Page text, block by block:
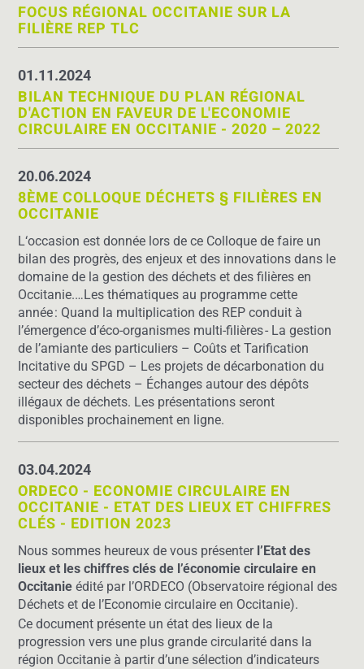
FOCUS RÉGIONAL OCCITANIE SUR LA
FILIÈRE REP TLC
01.11.2024
BILAN TECHNIQUE DU PLAN RÉGIONAL
D'ACTION EN FAVEUR DE L'ECONOMIE
CIRCULAIRE EN OCCITANIE - 2020 – 2022
20.06.2024
8ÈME COLLOQUE DÉCHETS § FILIÈRES EN
OCCITANIE
L‘occasion est donnéelors de ce Colloquede faire un
bilan des progrès, des enjeux et des innovations dans le
domaine de la gestion des déchets et des filières en
Occitanie.…Les thématiques au programme cette
année: Quand la multiplication des REP conduit à
l’émergence d’éco-organismes multi-filières - La gestion
de l’amiante des particuliers – Coûts et Tarification
Incitative du SPGD – Les projets de décarbonation du
secteur des déchets – Échanges autour des dépôts
illégaux de déchets. Les présentations seront
disponibles prochainement en ligne.
03.04.2024
ORDECO - ECONOMIE CIRCULAIRE EN
OCCITANIE - ETAT DES LIEUX ET CHIFFRES
CLÉS - EDITION 2023
Nous sommes heureux de vous présenter l’Etat des
lieux et les chiffres clés de l’économie circulaire en
Occitanieédité par l’ORDECO (Observatoire régional des
Déchets et de l’Economie circulaire en Occitanie).
Ce document pré­sente un état des lieux de la
progression vers une plus grande circularité dans la
région Occitanie à partir d’une sélection d’indicateurs